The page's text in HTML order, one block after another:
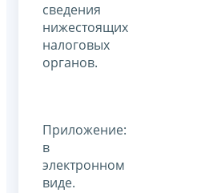
сведения
нижестоящих
налоговых
органов.
Приложение:
в
электронном
виде.